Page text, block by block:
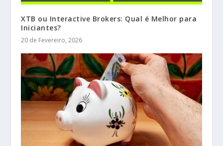
XTB ou Interactive Brokers: Qual é Melhor para
Iniciantes?
20 de Fevereiro, 2026